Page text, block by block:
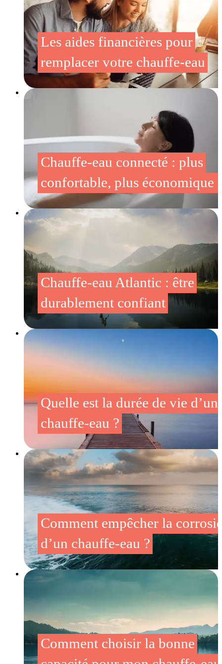
Les aides financières pour
remplacer votre chauffe-eau
Chauffe-eau connecté : plus
confortable, plus économique !
Chauffe-eau Atlantic : être
durablement confiant
Quelle est la durée de vie d’un
chauffe-eau ?
Comment empêcher la
d’un chauffe-eau ?
Comment choisir la bonne